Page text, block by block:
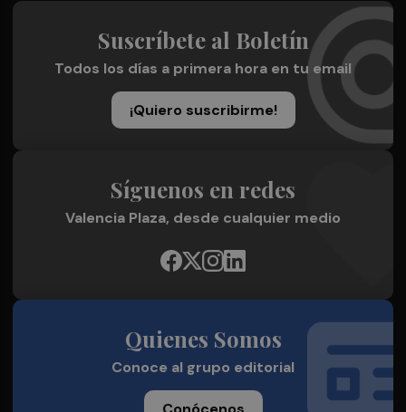
Suscríbete al Boletín
Todos los días a primera hora en tu email
¡Quiero suscribirme!
Síguenos en redes
Valencia Plaza, desde cualquier medio
Quienes Somos
Conoce al grupo editorial